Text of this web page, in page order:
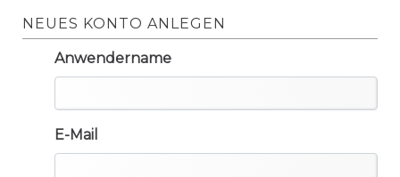
NEUES KONTO ANLEGEN
Anwendername
E-Mail